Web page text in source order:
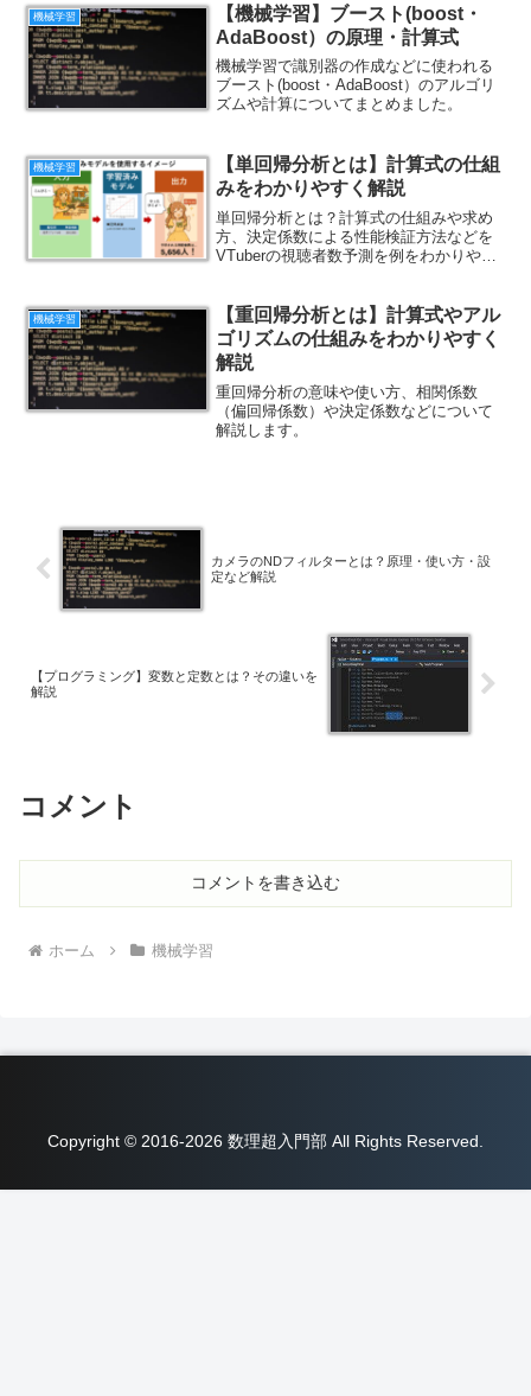
機械学習
【機械学習】ブースト(boost・
AdaBoost）の原理・計算式
機械学習で識別器の作成などに使われる
ブースト(boost・AdaBoost）のアルゴリ
ズムや計算についてまとめました。
機械学習
【単回帰分析とは】計算式の仕組
みをわかりやすく解説
単回帰分析とは？計算式の仕組みや求め
方、決定係数による性能検証方法などを
VTuberの視聴者数予測を例をわかりやす
機械学習
【重回帰分析とは】計算式やアル
ゴリズムの仕組みをわかりやすく
解説
重回帰分析の意味や使い方、相関係数
（偏回帰係数）や決定係数などについて
解説します。
カメラのNDフィルターとは？原理・使い方・設
定など解説
【プログラミング】変数と定数とは？その違いを
解説
コメント
コメントを書き込む
ホーム 機械学習
Copyright © 2016-2026 数理超入門部 All Rights Reserved.